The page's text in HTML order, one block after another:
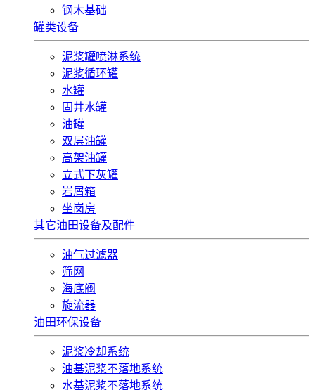
钢木基础
罐类设备
泥浆罐喷淋系统
泥浆循环罐
水罐
固井水罐
油罐
双层油罐
高架油罐
立式下灰罐
岩屑箱
坐岗房
其它油田设备及配件
油气过滤器
筛网
海底阀
旋流器
油田环保设备
泥浆冷却系统
油基泥浆不落地系统
水基泥浆不落地系统